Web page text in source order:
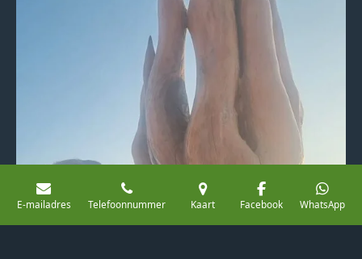
E-mailadres Telefoonnummer Kaart Facebook WhatsApp